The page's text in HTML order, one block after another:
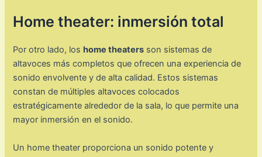
Home theater: inmersión total
Por otro lado, los home theaters son sistemas de
altavoces más completos que ofrecen una experiencia de
sonido envolvente y de alta calidad. Estos sistemas
constan de múltiples altavoces colocados
estratégicamente alrededor de la sala, lo que permite una
mayor inmersión en el sonido.
Un home theater proporciona un sonido potente y